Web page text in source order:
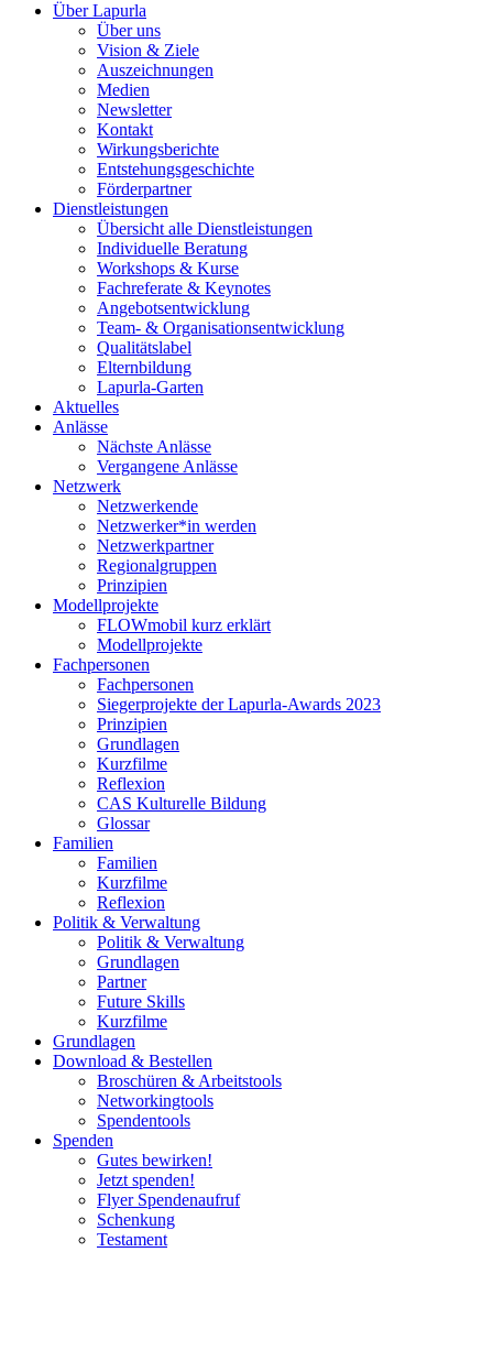
Über Lapurla
Über uns
Vision & Ziele
Auszeichnungen
Medien
Newsletter
Kontakt
Wirkungsberichte
Entstehungsgeschichte
Förderpartner
Dienstleistungen
Übersicht alle Dienstleistungen
Individuelle Beratung
Workshops & Kurse
Fachreferate & Keynotes
Angebotsentwicklung
Team- & Organisationsentwicklung
Qualitätslabel
Elternbildung
Lapurla-Garten
Aktuelles
Anlässe
Nächste Anlässe
Vergangene Anlässe
Netzwerk
Netzwerkende
Netzwerker*in werden
Netzwerkpartner
Regionalgruppen
Prinzipien
Modellprojekte
FLOWmobil kurz erklärt
Modellprojekte
Fachpersonen
Fachpersonen
Siegerprojekte der Lapurla-Awards 2023
Prinzipien
Grundlagen
Kurzfilme
Reflexion
CAS Kulturelle Bildung
Glossar
Familien
Familien
Kurzfilme
Reflexion
Politik & Verwaltung
Politik & Verwaltung
Grundlagen
Partner
Future Skills
Kurzfilme
Grundlagen
Download & Bestellen
Broschüren & Arbeitstools
Networkingtools
Spendentools
Spenden
Gutes bewirken!
Jetzt spenden!
Flyer Spendenaufruf
Schenkung
Testament